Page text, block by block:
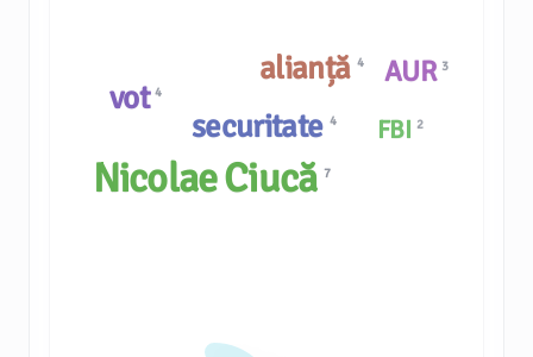
securitate 4
Nicolae Ciucă7
alianță 4
FBI 2
AUR 3
vot4